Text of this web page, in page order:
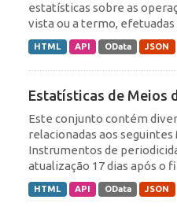
estatísticas sobre as
vista ou a termo,
HTML API OData JSON
Estatísticas de Meios
Este conjunto contém
relacionadas aos seguintes
Instrumentos de
atualização 17 dias após o
HTML API OData JSON